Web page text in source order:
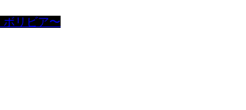
リビア〜